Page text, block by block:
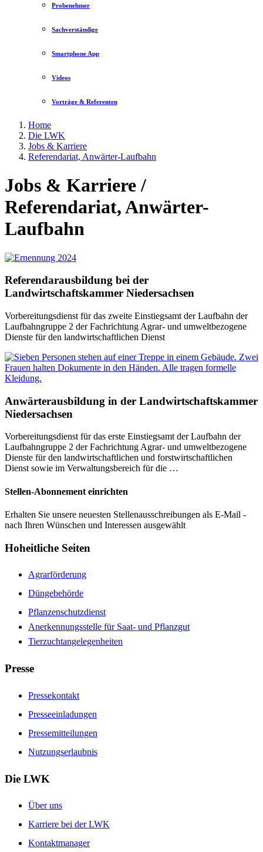
Probenehmer
Sachverständige
Smartphone App
Videos
Vorträge & Referenten
Home
Die LWK
Jobs & Karriere
Referendariat, Anwärter-Laufbahn
Jobs & Karriere /
Referendariat, Anwärter-
Laufbahn
Referendarausbildung bei der
Landwirtschaftskammer Niedersachsen
Vorbereitungsdienst für das zweite Einstiegsamt der Laufbahn der
Laufbahngruppe 2 der Fachrichtung Agrar- und umweltbezogene
Dienste für den landwirtschaftlichen Dienst
Anwärterausbildung in der Landwirtschaftskammer
Niedersachsen
Vorbereitungsdienst für das erste Einstiegsamt der Laufbahn der
Laufbahngruppe 2 der Fachrichtung Agrar- und umweltbezogene
Dienste für den landwirtschaftlichen und forstwirtschaftlichen
Dienst sowie im Verwaltungsbereich für die …
Stellen-Abonnement einrichten
Erhalten Sie unsere neuesten Stellenausschreibungen als E-Mail -
nach Ihren Wünschen und Interessen ausgewählt
Hoheitliche Seiten
Agrarförderung
Düngebehörde
Pflanzenschutzdienst
Anerkennungsstelle für Saat- und Pflanzgut
Tierzuchtangelegenheiten
Presse
Pressekontakt
Presseeinladungen
Pressemitteilungen
Nutzungserlaubnis
Die LWK
Über uns
Karriere bei der LWK
Kontaktmanager